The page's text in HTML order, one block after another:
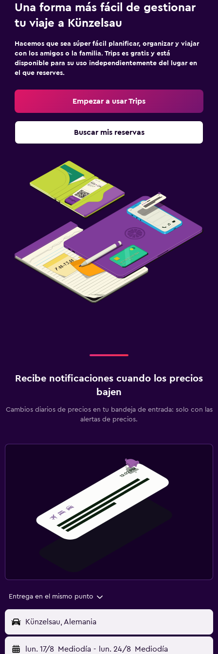
Una forma más fácil de gestionar
tu viaje a Künzelsau
Hacemos que sea súper fácil planificar, organizar y viajar
con los amigos o la familia. Trips es gratis y está
disponible para su uso independientemente del lugar en
el que reserves.
Empezar a usar Trips
Buscar mis reservas
Recibe notificaciones cuando los precios
bajen
Cambios diarios de precios en tu bandeja de entrada: solo con las
alertas de precios.
Entrega en el mismo punto
Künzelsau, Alemania
lun. 17/8 Mediodía - lun. 24/8 Mediodía